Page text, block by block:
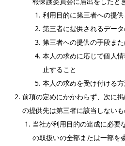
利用目的に第三者への提
第三者に提供されるデー
第三者への提供の手段ま
本人の求めに応じて個人
止すること
本人の求めを受け付ける
前項の定めにかかわらず、次に
の提供先は第三者に該当しないも
当社が利用目的の達成に必要
の取扱いの全部または一部を